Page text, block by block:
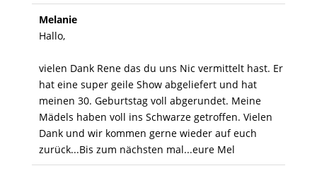
Melanie
Hallo,
vielen Dank Rene das du uns Nic vermittelt hast. Er
hat eine super geile Show abgeliefert und hat
meinen 30. Geburtstag voll abgerundet. Meine
Mädels haben voll ins Schwarze getroffen. Vielen
Dank und wir kommen gerne wieder auf euch
zurück...Bis zum nächsten mal...eure Mel